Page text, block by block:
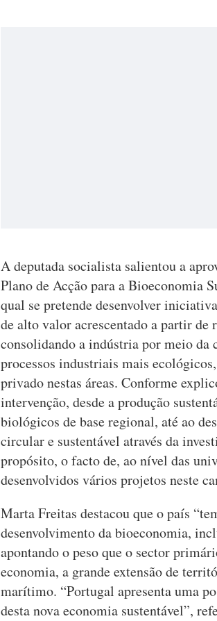
A deputada socialista salientou a
Plano de Acção para a Bioeconomia
qual se pretende desenvolver
de alto valor acrescentado a partir
consolidando a indústria por meio da
processos industriais mais
privado nestas áreas. Conforme
intervenção, desde a produção
biológicos de base regional, até ao
circular e sustentável através da
propósito, o facto de, ao nível das
desenvolvidos vários projetos neste
Marta Freitas destacou que o país
desenvolvimento da bioeconomia,
apontando o peso que o sector
economia, a grande extensão de
marítimo. “Portugal apresenta uma
desta nova economia sustentável”,